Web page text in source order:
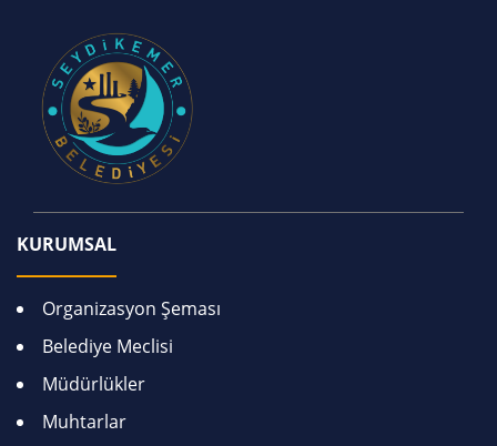
KURUMSAL
Organizasyon Şeması
Belediye Meclisi
Müdürlükler
Muhtarlar